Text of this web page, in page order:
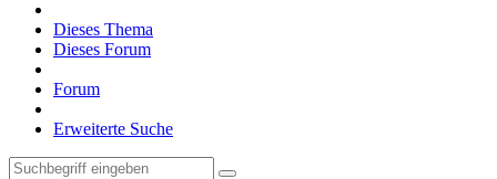
Dieses Thema
Dieses Forum
Forum
Erweiterte Suche